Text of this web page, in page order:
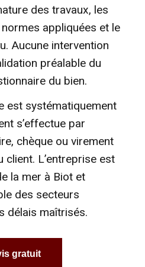
des travaux, les
appliquées et le
Aucune intervention
préalable du
du bien.
est systématiquement
s’effectue par
chèque ou virement
L’entreprise est
la mer à Biot et
des secteurs
délais maîtrisés.
gratuit